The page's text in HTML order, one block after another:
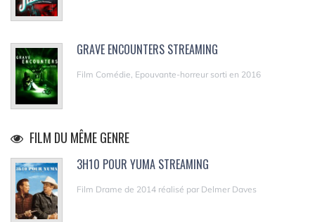
GRAVE ENCOUNTERS STREAMING
Film Comédie, Epouvante-horreur sorti en 2016
FILM DU MÊME GENRE
3H10 POUR YUMA STREAMING
Film Drame de 2014 réalisé par Delmer Daves